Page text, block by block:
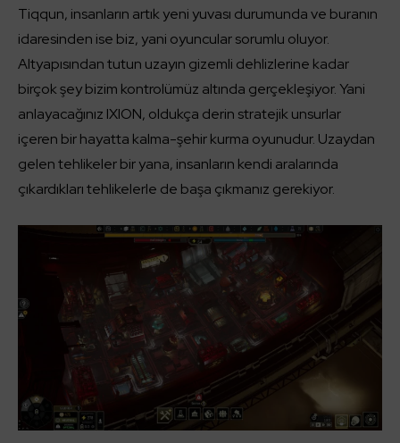
Tiqqun, insanların artık yeni yuvası durumunda ve buranın
idaresinden ise biz, yani oyuncular sorumlu oluyor.
Altyapısından tutun uzayın gizemli dehlizlerine kadar
birçok şey bizim kontrolümüz altında gerçekleşiyor. Yani
anlayacağınız IXION, oldukça derin stratejik unsurlar
içeren bir hayatta kalma-şehir kurma oyunudur. Uzaydan
gelen tehlikeler bir yana, insanların kendi aralarında
çıkardıkları tehlikelerle de başa çıkmanız gerekiyor.